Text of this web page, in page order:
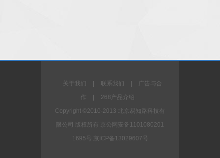
关于我们 | 联系我们 |
广告与合
作
|
268产品介绍
Copyright ©2010-2013 北京易知路科技有
限公司 版权所有 京公网安备1101080201
1695号 京ICP备13029607号